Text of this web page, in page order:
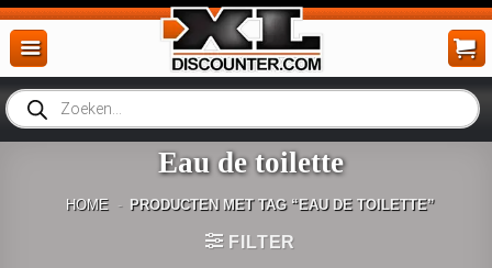
Ga
naar
inhoud
Producten
zoeken
Eau de toilette
HOME - PRODUCTEN MET TAG “EAU DE TOILETTE”
FILTER